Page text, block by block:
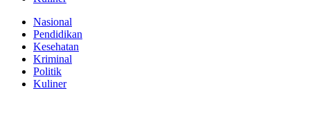
Nasional
Pendidikan
Kesehatan
Kriminal
Politik
Kuliner